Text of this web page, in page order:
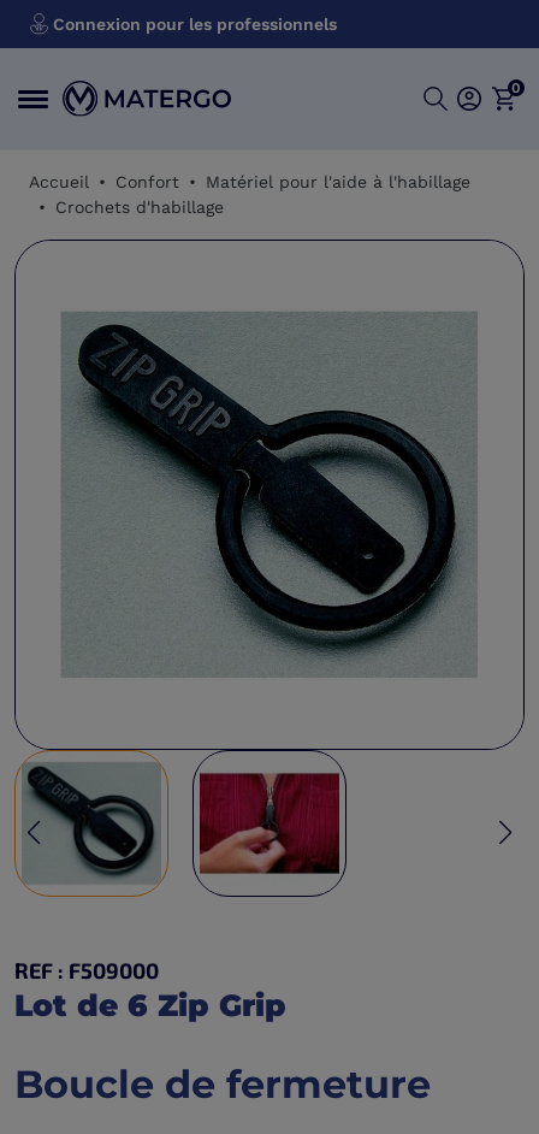
Connexion pour les professionnels
0
Accueil Confort
Matériel pour l'aide à l'habillage
Crochets d'habillage
REF : F509000
Lot de 6 Zip Grip
Boucle de fermeture